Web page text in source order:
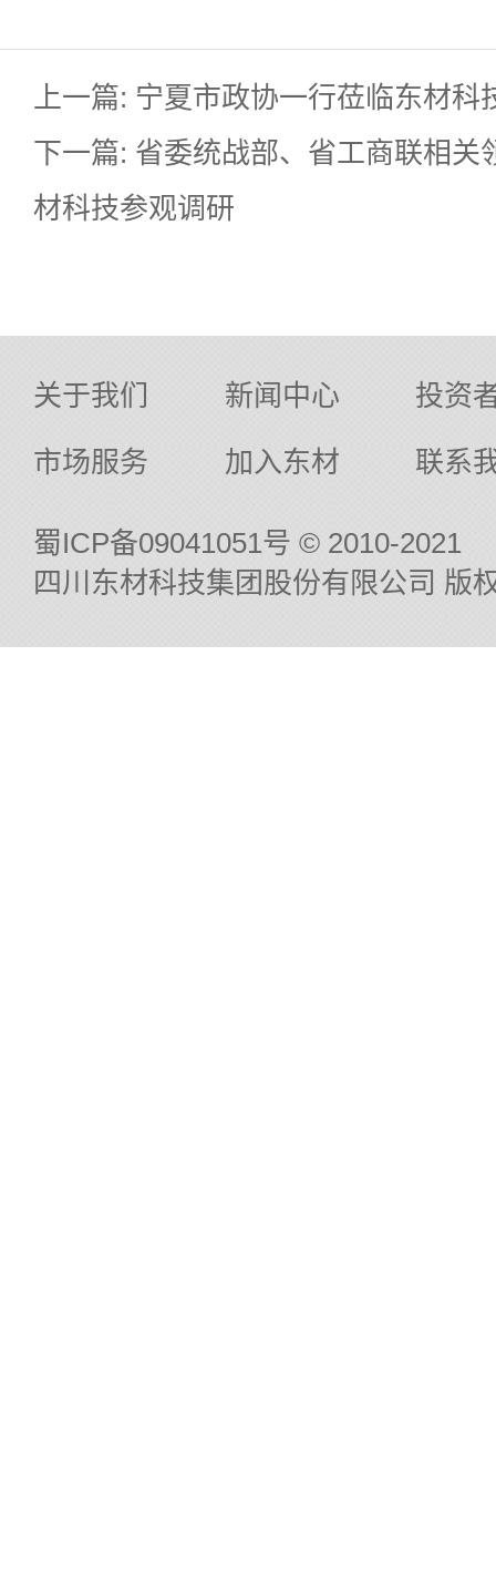
上一篇: 宁夏市政协一行莅临东材科
下一篇: 省委统战部、省工商联相关
材科技参观调研
关于我们 新闻中心
投资
市场服务
加入东材 联系
蜀ICP备09041051号 © 2010-2021
四川东材科技集团股份有限公司 版